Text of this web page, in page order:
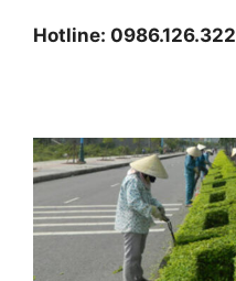
Hotline: 0986.126.322